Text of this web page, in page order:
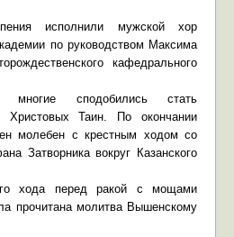
исполнили мужской хор
по руководством Максима
кафедрального
сподобились стать
Христовых Таин. По окончании
молебен с крестным ходом со
Затворника вокруг Казанского
хода перед ракой с мощами
прочитана молитва Вышенскому